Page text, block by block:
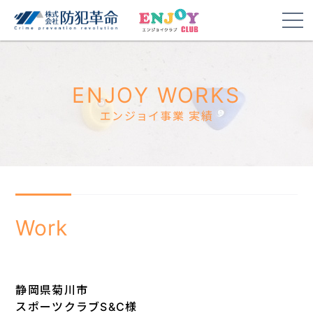
ENJOY WORKS
エンジョイ事業 実績
Work
静岡県菊川市
スポーツクラブS&C様